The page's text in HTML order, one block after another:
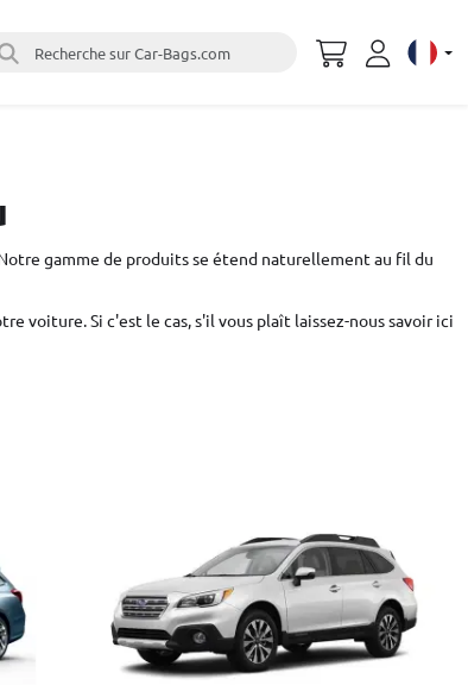
sur Car-Bags.com Select
gamme de produits se étend naturellement au fil du
voiture. Si c'est le cas,s'il vous plaît laissez-nous savoir ici